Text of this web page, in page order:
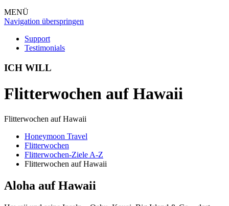
MENÜ
Navigation überspringen
Support
Testimonials
ICH WILL
Flitterwochen auf Hawaii
Flitterwochen auf Hawaii
Honeymoon Travel
Flitterwochen
Flitterwochen-Ziele A-Z
Flitterwochen auf Hawaii
Aloha auf Hawaii